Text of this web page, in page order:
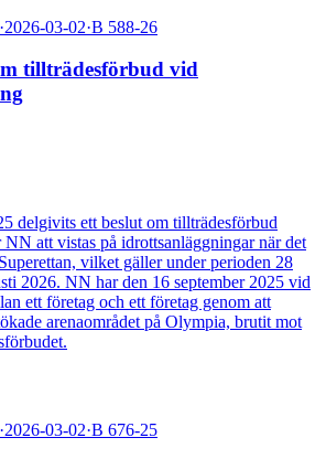
·2026-03-02·B 588-26
tillträdesförbud vid
delgivits ett beslut om tillträdesförbud
att vistas på idrottsanläggningar när det
vilket gäller under perioden 28
2026. NN har den 16 september 2025 vid
ett företag och ett företag genom att
arenaområdet på Olympia, brutit mot
·2026-03-02·B 676-25